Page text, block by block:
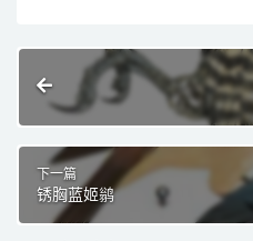
下一篇
锈胸蓝姬鹟